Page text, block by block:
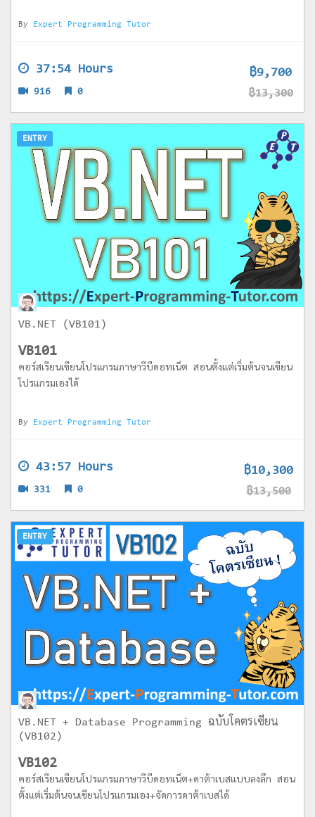
By Expert Programming Tutor
37:54 Hours ฿9,700
฿13,300
916 0
ENTRY
VB.NET (VB101)
VB101
คอร์สเรียนเขียนโปรแกรมภาษาวีบีดอทเน็ต สอนตั้งแต่เริ่มต้นจนเขียน
โปรแกรมเองได้
By Expert Programming Tutor
43:57 Hours ฿10,300
฿13,500
331 0
ENTRY
VB.NET + Database Programming ฉบับโคตรเซียน
(VB102)
VB102
คอร์สเรียนเขียนโปรแกรมภาษาวีบีดอทเน็ต+ดาต้าเบสแบบลงลึก สอน
ตั้งแต่เริ่มต้นจนเขียนโปรแกรมเอง+จัดการดาต้าเบสได้